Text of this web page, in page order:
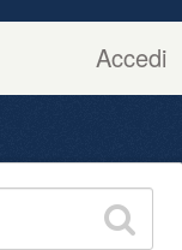
Accedi